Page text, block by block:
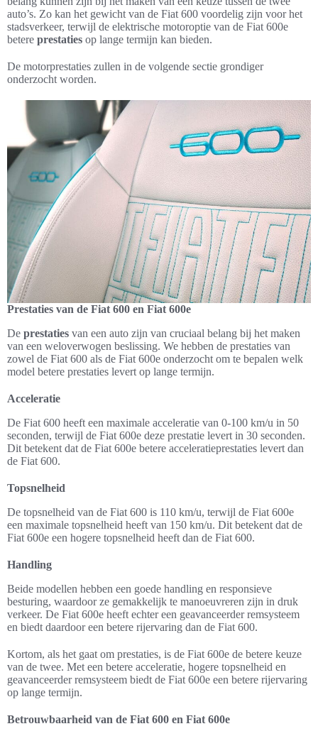
auto’s. Zo kan het gewicht van de Fiat 600 voordelig zijn voor het
stadsverkeer, terwijl de elektrische motoroptie van de Fiat 600e
betere prestaties op lange termijn kan bieden.
De motorprestaties zullen in de volgende sectie grondiger
onderzocht worden.
Prestaties van de Fiat 600 en Fiat 600e
De prestaties van een auto zijn van cruciaal belang bij het maken
van een weloverwogen beslissing. We hebben de prestaties van
zowel de Fiat 600 als de Fiat 600e onderzocht om te bepalen welk
model betere prestaties levert op lange termijn.
Acceleratie
De Fiat 600 heeft een maximale acceleratie van 0-100 km/u in 50
seconden, terwijl de Fiat 600e deze prestatie levert in 30 seconden.
Dit betekent dat de Fiat 600e betere acceleratieprestaties levert dan
de Fiat 600.
Topsnelheid
De topsnelheid van de Fiat 600 is 110 km/u, terwijl de Fiat 600e
een maximale topsnelheid heeft van 150 km/u. Dit betekent dat de
Fiat 600e een hogere topsnelheid heeft dan de Fiat 600.
Handling
Beide modellen hebben een goede handling en responsieve
besturing, waardoor ze gemakkelijk te manoeuvreren zijn in druk
verkeer. De Fiat 600e heeft echter een geavanceerder remsysteem
en biedt daardoor een betere rijervaring dan de Fiat 600.
Kortom, als het gaat om prestaties, is de Fiat 600e de betere keuze
van de twee. Met een betere acceleratie, hogere topsnelheid en
geavanceerder remsysteem biedt de Fiat 600e een betere rijervaring
op lange termijn.
Betrouwbaarheid van de Fiat 600 en Fiat 600e